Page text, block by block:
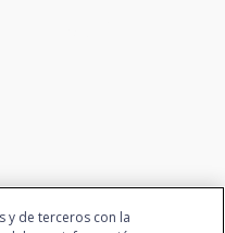
y de terceros con la